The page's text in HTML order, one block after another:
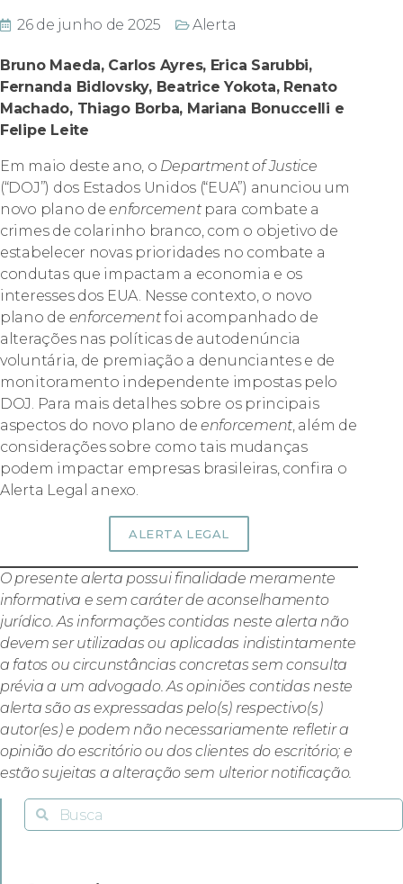
26 de junho de 2025 Alerta
Bruno Maeda, Carlos Ayres, Erica Sarubbi,
Fernanda Bidlovsky, Beatrice Yokota, Renato
Machado, Thiago Borba, Mariana Bonuccelli e
Felipe Leite
Em maio deste ano, o Department of Justice
(“DOJ”) dos Estados Unidos (“EUA”) anunciou um
novo plano deenforcementpara combate a
crimes de colarinho branco, com o objetivo de
estabelecer novas prioridades no combate a
condutas que impactam a economia e os
interesses dos EUA. Nesse contexto, o novo
plano de enforcementfoi acompanhado de
alterações nas políticas de autodenúncia
voluntária, de premiação a denunciantes e de
monitoramento independente impostas pelo
DOJ. Para mais detalhes sobre os principais
aspectos do novo plano de enforcement, além de
considerações sobre como tais mudanças
podem impactar empresas brasileiras, confira o
Alerta Legal anexo.
ALERTA LEGAL
O presente alerta possui finalidade meramente
informativa e sem caráter de aconselhamento
jurídico. As informações contidas neste alerta não
devem ser utilizadas ou aplicadas indistintamente
a fatos ou circunstâncias concretas sem consulta
prévia a um advogado. As opiniões contidas neste
alerta são as expressadas pelo(s) respectivo(s)
autor(es) e podem não necessariamente refletir a
opinião do escritório ou dos clientes do escritório; e
estão sujeitas a alteração sem ulterior notificação.